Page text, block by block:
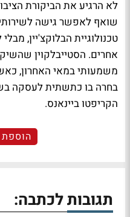
שואף לאפשר גישה
טכנולוגיית הבלוקצ'יין,
משמעותי במאי האחרון,
הקריפטו ביינאנס.
הוספת
תגובות לכתבה: